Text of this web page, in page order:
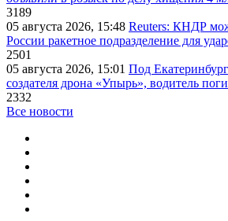
3189
05 августа 2026, 15:48 Reuters: КНДР
России ракетное подразделение для
2501
05 августа 2026, 15:01 Под
создателя дрона «Упырь», водитель
2332
Все новости